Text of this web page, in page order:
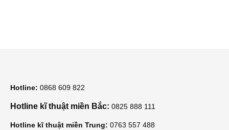
Hotline: 0868 609 822
Hotline kĩ thuật miền Bắc: 0825 888 111
Hotline kĩ thuật miền Trung: 0763 557 488